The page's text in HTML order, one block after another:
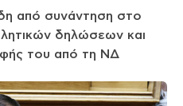
από συνάντηση στο
δηλώσεων και
του από τη ΝΔ